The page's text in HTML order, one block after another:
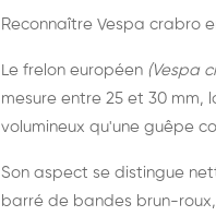
Reconnaître Vespa crabro
Le frelon européen (Vespa
mesure entre 25 et 30 mm,
volumineux qu'une guêpe
Son aspect se distingue
barré de bandes brun-